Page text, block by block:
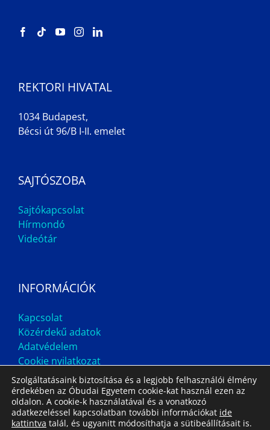
REKTORI HIVATAL
1034 Budapest,
Bécsi út 96/B I-II. emelet
SAJTÓSZOBA
Sajtókapcsolat
Hírmondó
Videótár
INFORMÁCIÓK
Kapcsolat
Közérdekű adatok
Adatvédelem
Cookie nyilatkozat
Szolgáltatásaink biztosítása és a legjobb felhasználói élmény
érdekében az Óbudai Egyetem cookie-kat használ ezen az
oldalon. A cookie-k használatával és a vonatkozó
adatkezeléssel kapcsolatban további információkat ide
kattintva talál, és ugyanitt módosíthatja a sütibeállításait is.